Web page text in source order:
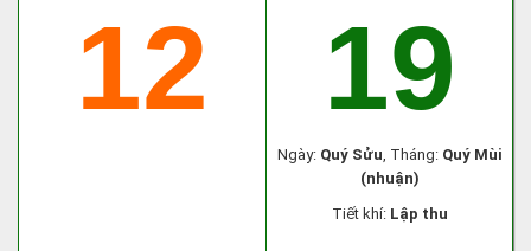
12 19
Ngày: Quý Sửu, Tháng: Quý Mùi
(nhuận)
Tiết khí: Lập thu